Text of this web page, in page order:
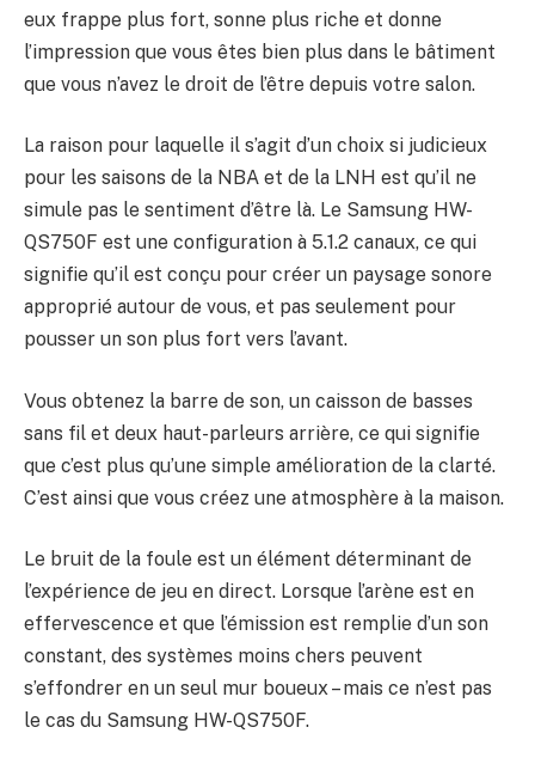
eux frappe plus fort, sonne plus riche et donne
l’impression que vous êtes bien plus dans le bâtiment
que vous n’avez le droit de l’être depuis votre salon.
La raison pour laquelle il s’agit d’un choix si judicieux
pour les saisons de la NBA et de la LNH est qu’il ne
simule pas le sentiment d’être là. Le Samsung HW-
QS750F est une configuration à 5.1.2 canaux, ce qui
signifie qu’il est conçu pour créer un paysage sonore
approprié autour de vous, et pas seulement pour
pousser un son plus fort vers l’avant.
Vous obtenez la barre de son, un caisson de basses
sans fil et deux haut-parleurs arrière, ce qui signifie
que c’est plus qu’une simple amélioration de la clarté.
C’est ainsi que vous créez une atmosphère à la maison.
Le bruit de la foule est un élément déterminant de
l’expérience de jeu en direct. Lorsque l’arène est en
effervescence et que l’émission est remplie d’un son
constant, des systèmes moins chers peuvent
s’effondrer en un seul mur boueux – mais ce n’est pas
le cas du Samsung HW-QS750F.